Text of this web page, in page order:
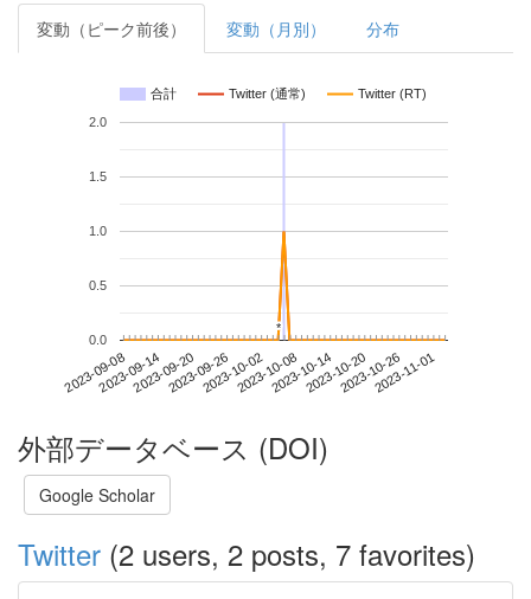
変動（ピーク前後） 変動（月別） 分布
合計 Twitter (通常) Twitter (RT)
2023-09-082023-09-142023-09-202023-09-262023-10-022023-10-082023-10-142023-10-202023-10-262023-11-01
0.0
0.5
1.0
1.5
2.0
**
外部データベース (DOI)
Google Scholar
Twitter (2 users, 2 posts, 7 favorites)